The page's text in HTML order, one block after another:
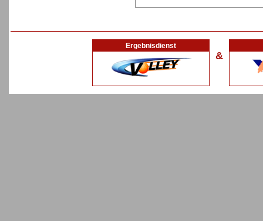
Ergebnisdienst
&